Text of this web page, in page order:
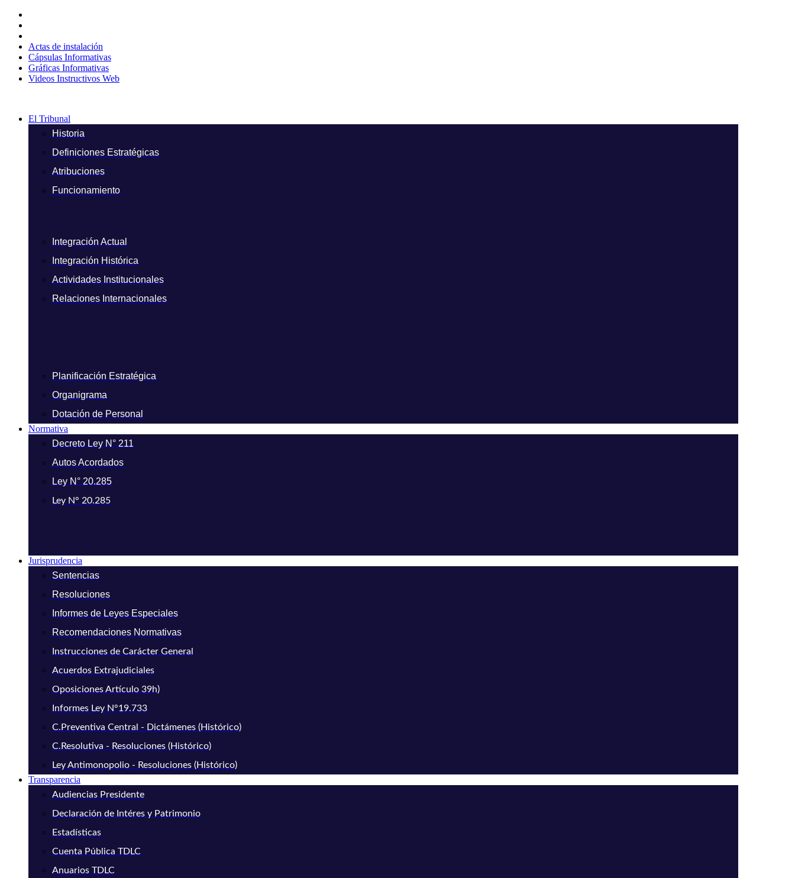
contenido
Actas de instalación
Cápsulas Informativas
Gráficas Informativas
Videos Instructivos Web
El Tribunal
Historia
Definiciones Estratégicas
Atribuciones
Funcionamiento
Integración Actual
Integración Histórica
Actividades Institucionales
Relaciones Internacionales
Planificación Estratégica
Organigrama
Dotación de Personal
Normativa
Decreto Ley N° 211
Autos Acordados
Ley N° 20.285
Ley N° 20.285
Jurisprudencia
Sentencias
Resoluciones
Informes de Leyes Especiales
Recomendaciones Normativas
Instrucciones de Carácter General
Acuerdos Extrajudiciales
Oposiciones Artículo 39h)
Informes Ley N°19.733
C.Preventiva Central - Dictámenes (Histórico)
C.Resolutiva - Resoluciones (Histórico)
Ley Antimonopolio - Resoluciones (Histórico)
Transparencia
Audiencias Presidente
Declaración de Intéres y Patrimonio
Estadísticas
Cuenta Pública TDLC
Anuarios TDLC